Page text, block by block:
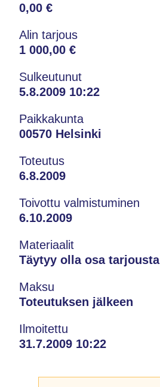
0,00 €
Alin tarjous
1 000,00 €
Sulkeutunut
5.8.2009 10:22
Paikkakunta
00570 Helsinki
Toteutus
6.8.2009
Toivottu valmistuminen
6.10.2009
Materiaalit
Täytyy olla osa tarjousta
Maksu
Toteutuksen jälkeen
Ilmoitettu
31.7.2009 10:22